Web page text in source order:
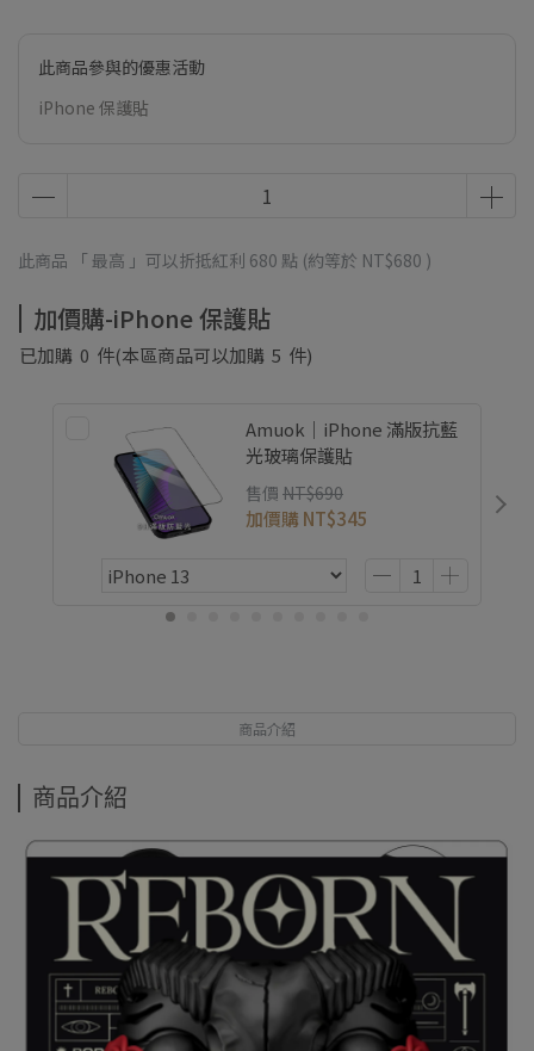
此商品參與的優惠活動
iPhone 保護貼
此商品 「 最高 」可以折抵紅利 680 點 (約等於 NT$680 )
加價購-iPhone 保護貼
已加購 0 件(本區商品可以加購 5 件)
Amuok｜iPhone 滿版抗藍
光玻璃保護貼
售價 NT$690
加價購 NT$345
商品介紹
商品介紹